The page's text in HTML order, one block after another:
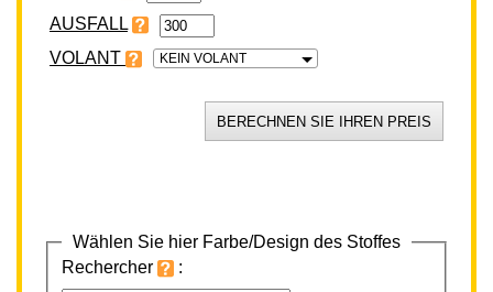
VOLANT KEIN VOLANT
Wählen Sie hier Farbe/Design des Stoffes
Rechercher
: